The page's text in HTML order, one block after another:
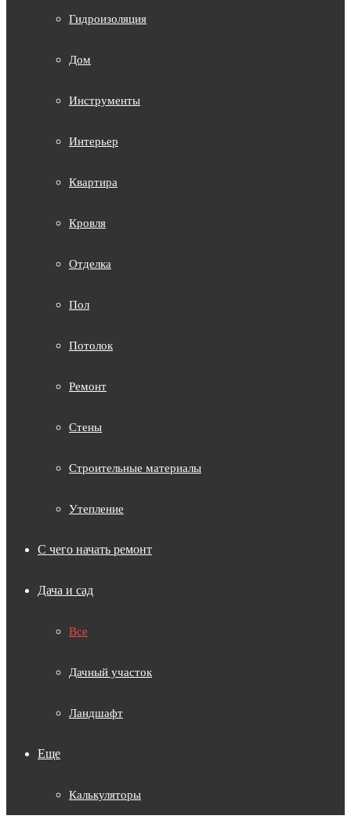
Гидроизоляция
Дом
Инструменты
Интерьер
Квартира
Кровля
Отделка
Пол
Потолок
Ремонт
Стены
Строительные материалы
Утепление
С чего начать ремонт
Дача и сад
Все
Дачный участок
Ландшафт
Еще
Калькуляторы